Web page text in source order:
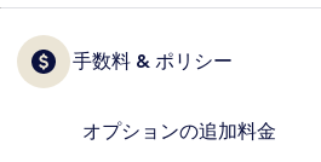
手数料 & ポリシー
オプションの追加料金